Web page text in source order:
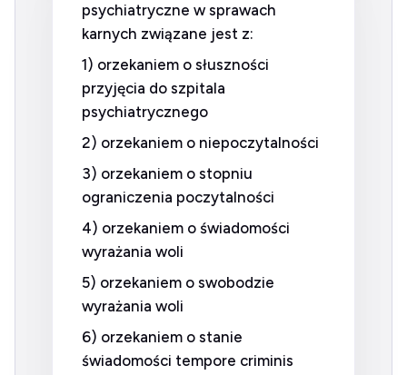
psychiatryczne w sprawach
karnych związane jest z:
1) orzekaniem o słuszności
przyjęcia do szpitala
psychiatrycznego
2) orzekaniem o niepoczytalności
3) orzekaniem o stopniu
ograniczenia poczytalności
4) orzekaniem o świadomości
wyrażania woli
5) orzekaniem o swobodzie
wyrażania woli
6) orzekaniem o stanie
świadomości tempore criminis